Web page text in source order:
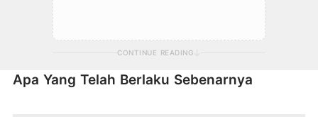
CONTINUE READING
Apa Yang Telah Berlaku Sebenarnya